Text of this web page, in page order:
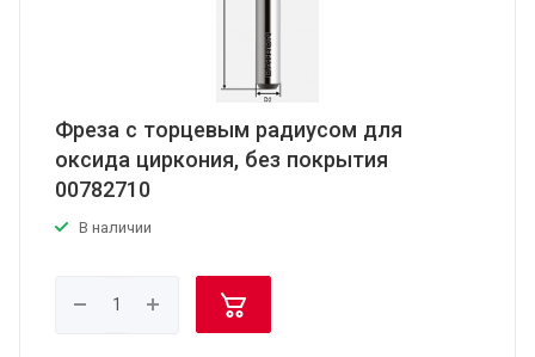
Фреза с торцевым радиусом для
оксида циркония, без покрытия
00782710
В наличии